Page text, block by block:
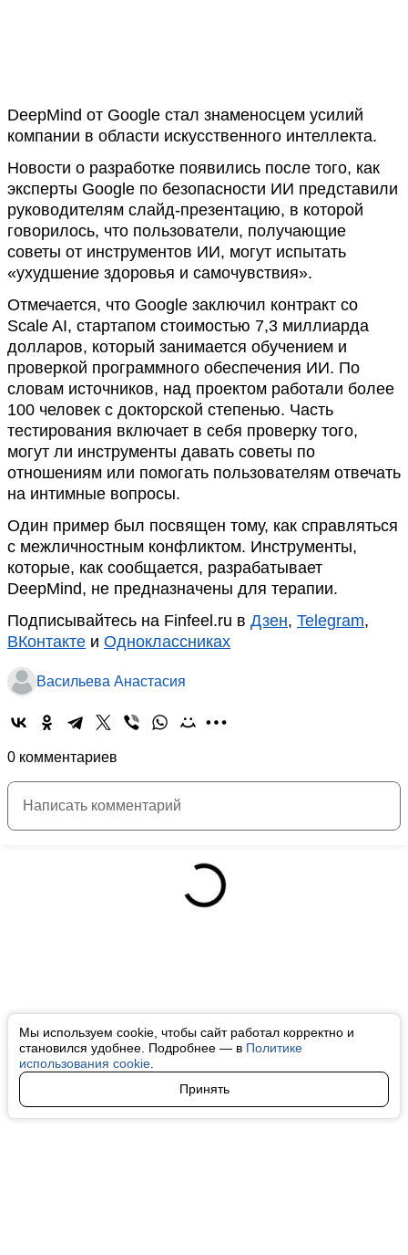
Мы используем cookie, чтобы сайт работал корректно и
становился удобнее. Подробнее — в Политике
использования cookie
Принять
DeepMind от Google стал знаменосцем усилий
компании в области искусственного интеллекта.
Новости о разработке появились после того, как
эксперты Google по безопасности ИИ представили
руководителям слайд-презентацию, в которой
говорилось, что пользователи, получающие
советы от инструментов ИИ, могут испытать
«ухудшение здоровья и самочувствия».
Отмечается, что Google заключил контракт со
Scale AI, стартапом стоимостью 7,3 миллиарда
долларов, который занимается обучением и
проверкой программного обеспечения ИИ. По
словам источников, над проектом работали более
100 человек с докторской степенью. Часть
тестирования включает в себя проверку того,
могут ли инструменты давать советы по
отношениям или помогать пользователям отвечать
на интимные вопросы.
Один пример был посвящен тому, как справляться
с межличностным конфликтом. Инструменты,
которые, как сообщается, разрабатывает
DeepMind, не предназначены для терапии.
Подписывайтесь на Finfeel.ru в Дзен, Telegram,
ВКонтакте и Одноклассниках
Васильева Анастасия
0 комментариев